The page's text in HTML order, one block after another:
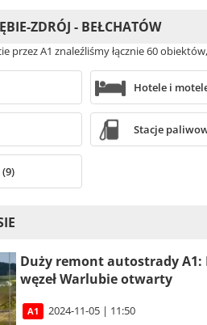
ZDRÓJ - BEŁCHATÓW
przez A1 znaleźliśmy łącznie 60
Hotele i
Stacje
Duży remont autostrady A1:
węzeł Warlubie otwarty
A1 2024-11-05 | 11:50